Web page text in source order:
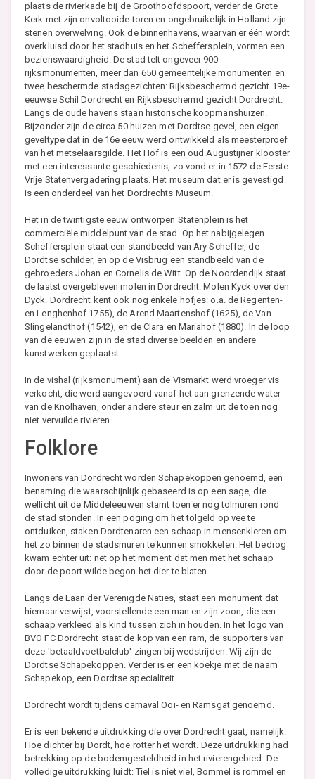
plaats de rivierkade bij de Groothoofdspoort, verder de Grote
Kerk met zijn onvoltooide toren en ongebruikelijk in Holland zijn
stenen overwelving. Ook de binnenhavens, waarvan er één wordt
overkluisd door het stadhuis en het Scheffersplein, vormen een
bezienswaardigheid. De stad telt ongeveer 900
rijksmonumenten, meer dan 650 gemeentelijke monumenten en
twee beschermde stadsgezichten: Rijksbeschermd gezicht 19e-
eeuwse Schil Dordrecht en Rijksbeschermd gezicht Dordrecht.
Langs de oude havens staan historische koopmanshuizen.
Bijzonder zijn de circa 50 huizen met Dordtse gevel, een eigen
geveltype dat in de 16e eeuw werd ontwikkeld als meesterproef
van het metselaarsgilde. Het Hof is een oud Augustijner klooster
met een interessante geschiedenis, zo vond er in 1572 de Eerste
Vrije Statenvergadering plaats. Het museum dat er is gevestigd
is een onderdeel van het Dordrechts Museum.
Het in de twintigste eeuw ontworpen Statenplein is het
commerciële middelpunt van de stad. Op het nabijgelegen
Scheffersplein staat een standbeeld van Ary Scheffer, de
Dordtse schilder, en op de Visbrug een standbeeld van de
gebroeders Johan en Cornelis de Witt. Op de Noordendijk staat
de laatst overgebleven molen in Dordrecht: Molen Kyck over den
Dyck. Dordrecht kent ook nog enkele hofjes: o.a. de Regenten-
en Lenghenhof 1755), de Arend Maartenshof (1625), de Van
Slingelandthof (1542), en de Clara en Mariahof (1880). In de loop
van de eeuwen zijn in de stad diverse beelden en andere
kunstwerken geplaatst.
In de vishal (rijksmonument) aan de Vismarkt werd vroeger vis
verkocht, die werd aangevoerd vanaf het aan grenzende water
van de Knolhaven, onder andere steur en zalm uit de toen nog
niet vervuilde rivieren.
Folklore
Inwoners van Dordrecht worden Schapekoppen genoemd, een
benaming die waarschijnlijk gebaseerd is op een sage, die
wellicht uit de Middeleeuwen stamt toen er nog tolmuren rond
de stad stonden. In een poging om het tolgeld op vee te
ontduiken, staken Dordtenaren een schaap in mensenkleren om
het zo binnen de stadsmuren te kunnen smokkelen. Het bedrog
kwam echter uit: net op het moment dat men met het schaap
door de poort wilde begon het dier te blaten.
Langs de Laan der Verenigde Naties, staat een monument dat
hiernaar verwijst, voorstellende een man en zijn zoon, die een
schaap verkleed als kind tussen zich in houden. In het logo van
BVO FC Dordrecht staat de kop van een ram, de supporters van
deze 'betaaldvoetbalclub' zingen bij wedstrijden: Wij zijn de
Dordtse Schapekoppen. Verder is er een koekje met de naam
Schapekop, een Dordtse specialiteit.
Dordrecht wordt tijdens carnaval Ooi- en Ramsgat genoemd.
Er is een bekende uitdrukking die over Dordrecht gaat, namelijk:
Hoe dichter bij Dordt, hoe rotter het wordt. Deze uitdrukking had
betrekking op de bodemgesteldheid in het rivierengebied. De
volledige uitdrukking luidt: Tiel is niet viel, Bommel is rommel en